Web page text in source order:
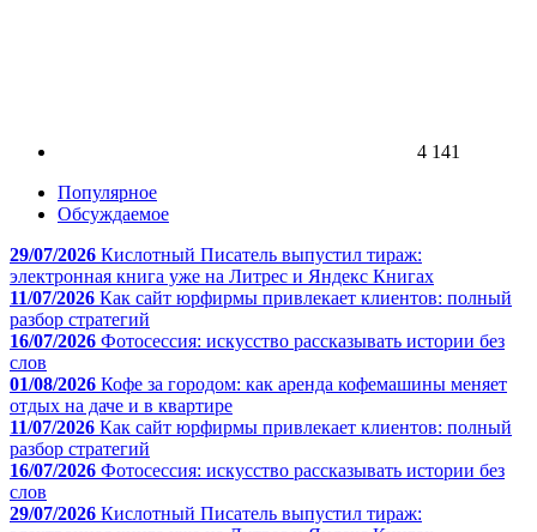
4 141
Популярное
Обсуждаемое
29/07/2026 Кислотный Писатель выпустил тираж:
электронная книга уже на Литрес и Яндекс Книгах
11/07/2026 Как сайт юрфирмы привлекает клиентов: полный
разбор стратегий
16/07/2026 Фотосессия: искусство рассказывать истории без
слов
01/08/2026 Кофе за городом: как аренда кофемашины меняет
отдых на даче и в квартире
11/07/2026 Как сайт юрфирмы привлекает клиентов: полный
разбор стратегий
16/07/2026 Фотосессия: искусство рассказывать истории без
слов
29/07/2026 Кислотный Писатель выпустил тираж: